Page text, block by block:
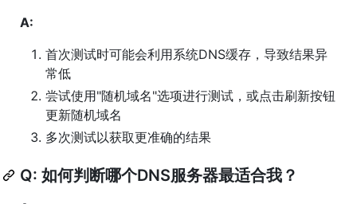
A:
首次测试时可能会利用系统DNS缓存，导致结果异
常低
尝试使用"随机域名"选项进行测试，或点击刷新按钮
更新随机域名
多次测试以获取更准确的结果
Q: 如何判断哪个DNS服务器最适合我？